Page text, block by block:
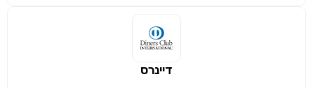
דיינרס